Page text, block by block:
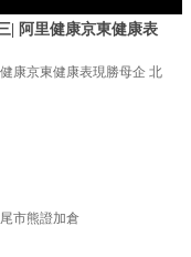
| 阿里健康京東健康表
康京東健康表現勝母企 北
市熊證加倉